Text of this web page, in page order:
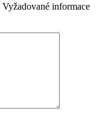
Vyžadované informace